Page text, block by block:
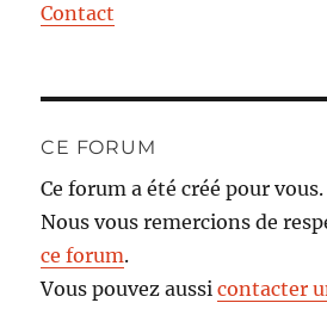
Contact
CE FORUM
Ce forum a été créé pour vous.
Nous vous remercions de
ce forum.
Vous pouvez aussicontacter